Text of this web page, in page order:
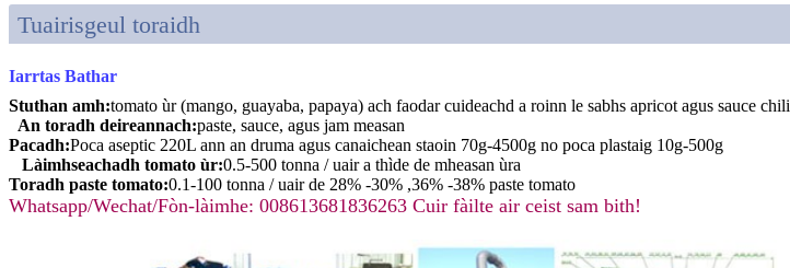
Tuairisgeul toraidh
Iarrtas Bathar
Stuthan amh:tomato ùr (mango, guayaba, papaya) ach faodar cuideachd a roinn le sabhs apricot agus sauce chili
An toradh deireannach:paste, sauce, agus jam measan
Pacadh:Poca aseptic 220L ann an druma agus canaichean staoin 70g-4500g no poca plastaig 10g-500g
Làimhseachadh tomato ùr:0.5-500 tonna / uair a thìde de mheasan ùra
Toradh paste tomato:0.1-100 tonna / uair de 28% -30% ,36% -38% paste tomato
Whatsapp/Wechat/Fòn-làimhe: 008613681836263 Cuir fàilte air ceist sam bith!